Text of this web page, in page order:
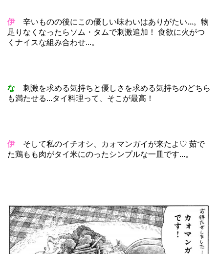
伊 辛いものの後にこの優しい味わいはありがたい...。物
足りなくなったらソム・タムで刺激追加！ 食欲に火がつ
くナイスな組み合わせ...。
な 刺激を求める気持ちと優しさを求める気持ちのどちら
も満たせる...タイ料理って、そこが最高！
伊 そして私のイチオシ、カォマンガイが来たよ♡ 茹で
た鶏もも肉がタイ米にのったシンプルな一皿です...。